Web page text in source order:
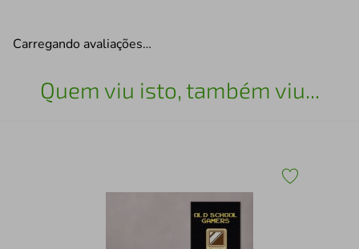
Carregando avaliações…
Quem viu isto, também viu...